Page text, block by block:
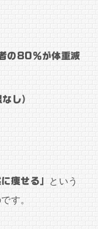
の80％が体重減
し）
痩せる」 という
す。